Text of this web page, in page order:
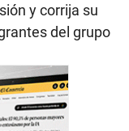
y corrija su
del grupo